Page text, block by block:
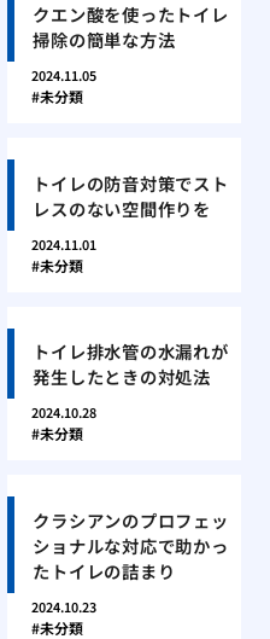
クエン酸を使ったトイレ
掃除の簡単な方法
2024.11.05
未分類
トイレの防音対策でスト
レスのない空間作りを
2024.11.01
未分類
トイレ排水管の水漏れが
発生したときの対処法
2024.10.28
未分類
クラシアンのプロフェッ
ショナルな対応で助かっ
たトイレの詰まり
2024.10.23
未分類